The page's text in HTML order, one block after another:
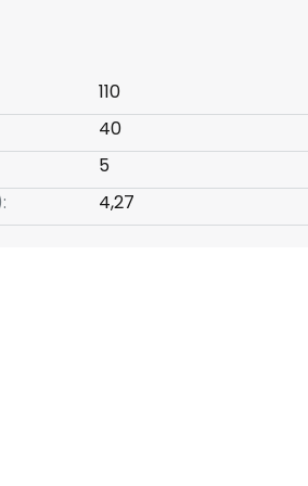
110
40
5
4,27